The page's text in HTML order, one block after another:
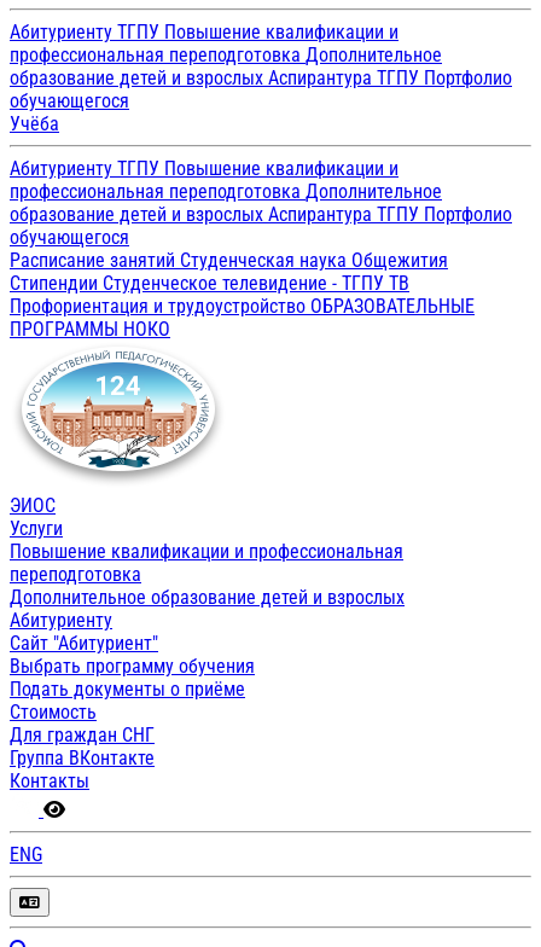
Абитуриенту ТГПУ Повышение квалификации и
профессиональная переподготовка Дополнительное
образование детей и взрослых Аспирантура ТГПУ Портфолио
обучающегося
Учёба
Абитуриенту ТГПУ Повышение квалификации и
профессиональная переподготовка Дополнительное
образование детей и взрослых Аспирантура ТГПУ Портфолио
обучающегося
Расписание занятий Студенческая наука Общежития
Стипендии Студенческое телевидение - ТГПУ ТВ
Профориентация и трудоустройство ОБРАЗОВАТЕЛЬНЫЕ
ПРОГРАММЫ НОКО
ЭИОС
Услуги
Повышение квалификации и профессиональная
переподготовка
Дополнительное образование детей и взрослых
Абитуриенту
Сайт "Абитуриент"
Выбрать программу обучения
Подать документы о приёме
Стоимость
Для граждан СНГ
Группа ВКонтакте
Контакты
ENG